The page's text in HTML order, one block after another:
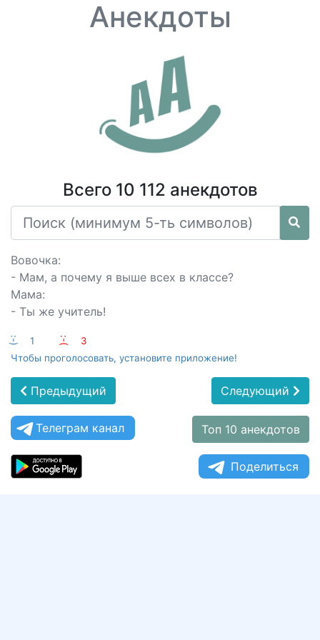
Анекдоты
Всего 10 112 анекдотов
Вовочка:
- Мам, а почему я выше всех в классе?
Мама:
- Ты же учитель!
:-) 1 :-(
3
Чтобы проголосовать, установите приложение!
Предыдущий Следующий
Телеграм канал Топ 10 анекдотов
Поделиться